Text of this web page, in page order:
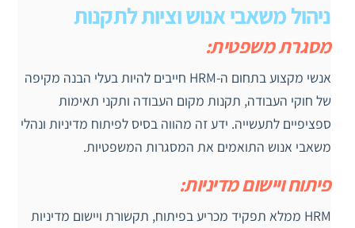
ניהול משאבי אנוש וציות לתקנות
מסגרת משפטית:
אנשי מקצוע בתחום ה-HRM חייבים להיות בעלי הבנה מקיפה
של חוקי העבודה, תקנות מקום העבודה ותקני תאימות
ספציפיים לתעשייה. ידע זה מהווה בסיס לפיתוח מדיניות ונהלי
משאבי אנוש התואמים את המסגרות המשפטיות.
פיתוח ויישום מדיניות:
HRM ממלא תפקיד מכריע בפיתוח, תקשורת ויישום מדיניות